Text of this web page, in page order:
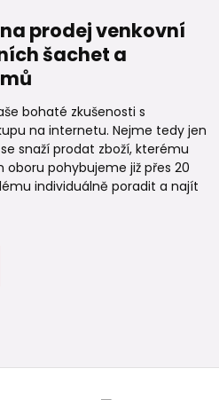
prodej venkovní
šachet a
bohaté zkušenosti s
na internetu. Nejme tedy jen
snaží prodat zboží, kterému
pohybujeme již přes 20
individuálně poradit a najít